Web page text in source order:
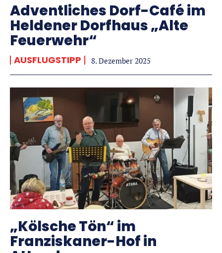
Adventliches Dorf-Café im
Heldener Dorfhaus „Alte
Feuerwehr“
AUSFLUGSTIPP 8. Dezember 2025
„Kölsche Tön“ im
Franziskaner-Hof in